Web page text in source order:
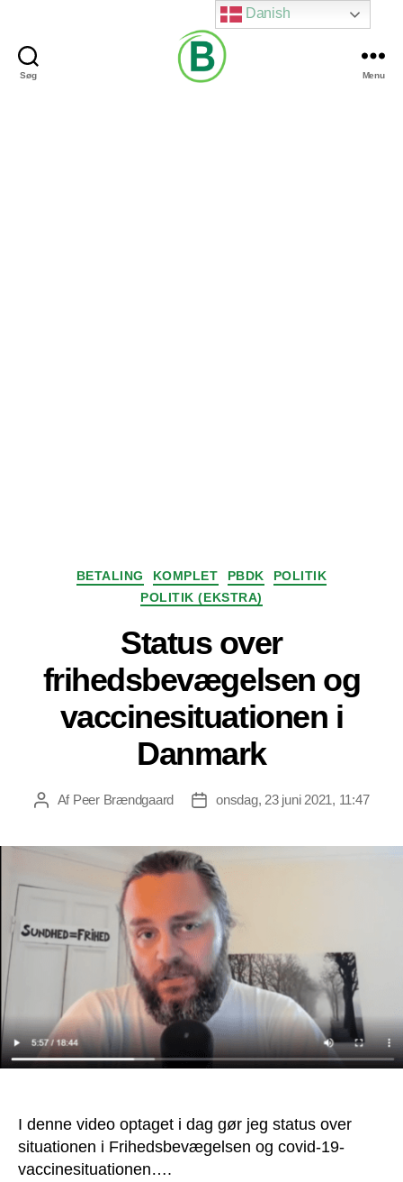
Søg Menu
Kategorier
BETALING KOMPLET PBDK
POLITIK
POLITIK (EKSTRA)
Status over
frihedsbevægelsen og
vaccinesituationen i
Danmark
Indlægsforfatter
Af Peer Brændgaard Indlægsdato
onsdag, 23 juni 2021, 11:47
I denne video optaget i dag gør jeg status over
situationen i Frihedsbevægelsen og covid-19-
vaccinesituationen….
Danish